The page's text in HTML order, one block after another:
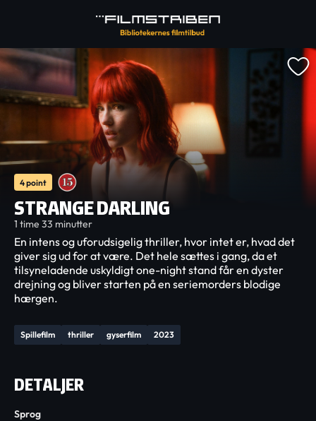
4 point
STRANGE DARLING
1 time 33 minutter
Spillefilm thriller gyserfilm 2023
En intens og uforudsigelig thriller, hvor intet er, hvad det
giver sig ud for at være. Det hele sættes i gang, da et
tilsyneladende uskyldigt one-night stand får en dyster
drejning og bliver starten på en seriemorders blodige
hærgen.
DETALJER
Sprog